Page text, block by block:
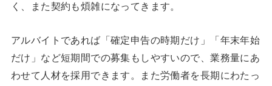
く、また契約も煩雑になってきます。
アルバイトであれば「確定申告の時期だけ」「年末年始
だけ」など短期間での募集もしやすいので、業務量にあ
わせて人材を採用できます。また労働者を長期にわたっ